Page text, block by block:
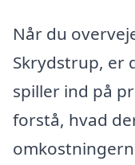
Når du
Skrydstrup, er
spiller ind på
forstå, hvad